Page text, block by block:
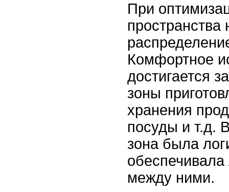
При
пространства
Комфортное
достигается
зоны
хранения
посуды и т.д.
зона была
между ними.